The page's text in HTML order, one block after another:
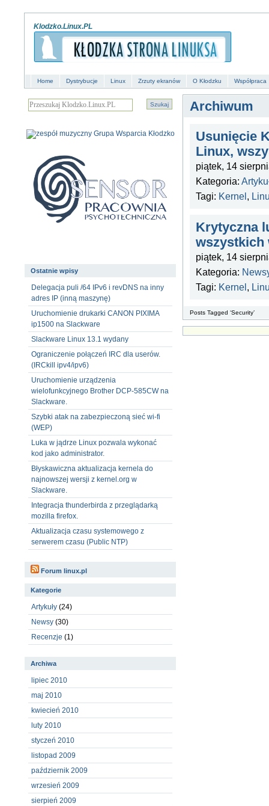
Klodzko.Linux.PL
Home Dystrybucje Linux Zrzuty ekranów O Kłodzku Współpraca
Archiwum
Usunięcie
Linux,
piątek, 14
Kategoria:
Tagi: Kernel ,
Krytyczna
wszystkich
piątek, 14
Kategoria:
Tagi: Kernel ,
Posts Tagged ‘Security’
Ostatnie wpisy
Delegacja puli /64 IPv6 i revDNS na inny
adres IP (inną maszynę)
Uruchomienie drukarki CANON PIXIMA
ip1500 na Slackware
Slackware Linux 13.1 wydany
Ograniczenie połączeń IRC dla userów.
(IRCkill ipv4/ipv6)
Uruchomienie urządzenia
wielofunkcyjnego Brother DCP-585CW na
Slackware.
Szybki atak na zabezpieczoną sieć wi-fi
(WEP)
Luka w jądrze Linux pozwala wykonać
kod jako administrator.
Błyskawiczna aktualizacja kernela do
najnowszej wersji z kernel.org w
Slackware.
Integracja thunderbirda z przeglądarką
mozilla firefox.
Aktualizacja czasu systemowego z
serwerem czasu (Public NTP)
Forum linux.pl
Kategorie
Artykuły (24)
Newsy (30)
Recenzje (1)
Archiwa
lipiec 2010
maj 2010
kwiecień 2010
luty 2010
styczeń 2010
listopad 2009
październik 2009
wrzesień 2009
sierpień 2009